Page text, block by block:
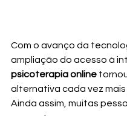
Com o avanço da
ampliação do acesso à
psicoterapia online
alternativa cada vez
Ainda assim, muitas